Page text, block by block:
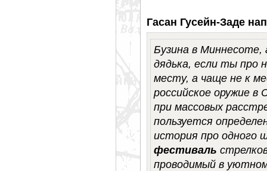
Гасан Гусейн-Заде
Бузина в Миннесоте,
дядька, если ты про
месту, а чаще не к
российское оружие в
при массовых
пользуется
история про одного
фестиваль
проводимый в